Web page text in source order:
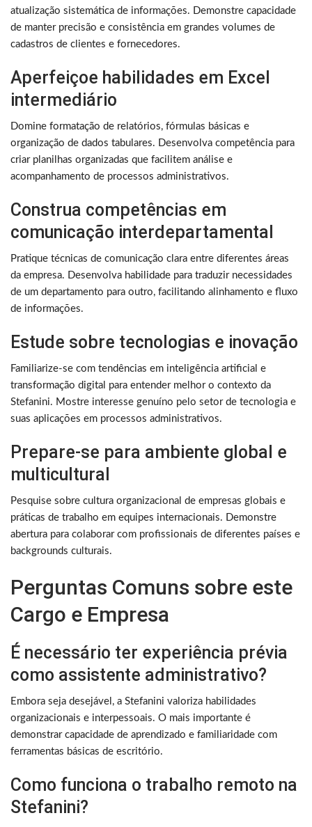
atualização sistemática de informações. Demonstre capacidade
de manter precisão e consistência em grandes volumes de
cadastros de clientes e fornecedores.
Aperfeiçoe habilidades em Excel
intermediário
Domine formatação de relatórios, fórmulas básicas e
organização de dados tabulares. Desenvolva competência para
criar planilhas organizadas que facilitem análise e
acompanhamento de processos administrativos.
Construa competências em
comunicação interdepartamental
Pratique técnicas de comunicação clara entre diferentes áreas
da empresa. Desenvolva habilidade para traduzir necessidades
de um departamento para outro, facilitando alinhamento e fluxo
de informações.
Estude sobre tecnologias e inovação
Familiarize-se com tendências em inteligência artificial e
transformação digital para entender melhor o contexto da
Stefanini. Mostre interesse genuíno pelo setor de tecnologia e
suas aplicações em processos administrativos.
Prepare-se para ambiente global e
multicultural
Pesquise sobre cultura organizacional de empresas globais e
práticas de trabalho em equipes internacionais. Demonstre
abertura para colaborar com profissionais de diferentes países e
backgrounds culturais.
Perguntas Comuns sobre este
Cargo e Empresa
É necessário ter experiência prévia
como assistente administrativo?
Embora seja desejável, a Stefanini valoriza habilidades
organizacionais e interpessoais. O mais importante é
demonstrar capacidade de aprendizado e familiaridade com
ferramentas básicas de escritório.
Como funciona o trabalho remoto na
Stefanini?